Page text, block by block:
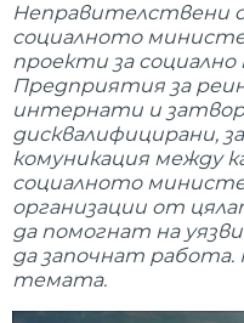
Неправителствени
социалното
проекти за
Предприятия за
интернати и
дисквалифицирани,
комуникация между
социалното
организации от
да помогнат на
да започнат
темата.